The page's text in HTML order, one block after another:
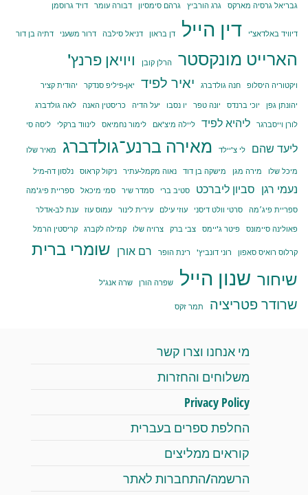
גבריאל גרסיה מארקס
גרג הורביץ גרהם סימסיון דבורה עומר דויד גרוסמן
דיוויד באלדאצ'י דין הייל דן בראון דניאל סילבה דרור משעני דתיה בן דור
הארייט מונקסטר הרלן קובן ויויאן פרנץ'
ויקטוריה היסלופ חנה גולדברג יאיר לפיד יאן-פיליפ סנדקר יהודית קציר
יהונתן גפן יוכי ברנדס יונה טפר יו נסבו יעל הדיה כריסטין האנה
לאה גולדברג
לורן וייסברגר
ליהיא לפיד ליילה מיצ'אם לימור נחמיאס לינווד ברקלי ליסה סי
ליעד שהם לי צ'יילד מאירה ברנע־גולדברג מאיר שלו
מיכל שלו מירה מגן מישקה בן דוד נאוה מקמל-עתיר ניקול קראוס נלסון דה-מיל
נעמי רגן סביון ליברכט סטיב ברי סמדר שיר סמי מיכאל
ספריית פיג'מה
ספריית פיג׳מה
סרטי וולט דיסני עוזי עילם עירית לינור עמוס עוז
ענת לב-אדלר
פאולינה סיימונס
פיטר ג'יימס צבי ברק צרויה שלו קמילה לקברג קריסטין הרמל
קרלוס רואיס סאפון רוני דונביץ' רינת הופר רם אורן שומרי ברית
שיחור שנון הייל שפרה הורן שרה אנג'ל
שרודר פטריציה תמר זקס
מי אנחנו וצרו קשר
משלוחים והחזרות
Privacy Policy
החלפת ספרים בעברית
קוראים ממליצים
הרשמה/התחברות לאתר